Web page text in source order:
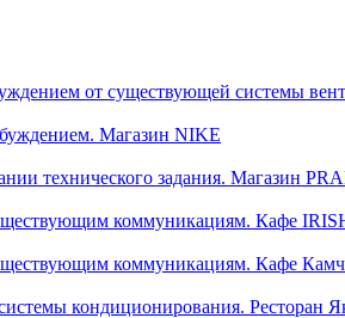
от существующей системы
Магазин NIKE
технического задания. Магазин
коммуникациям. Кафе
коммуникациям. Кафе
кондиционирования. Ресторан